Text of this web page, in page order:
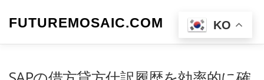
FUTUREMOSAIC.COM 메뉴
KO